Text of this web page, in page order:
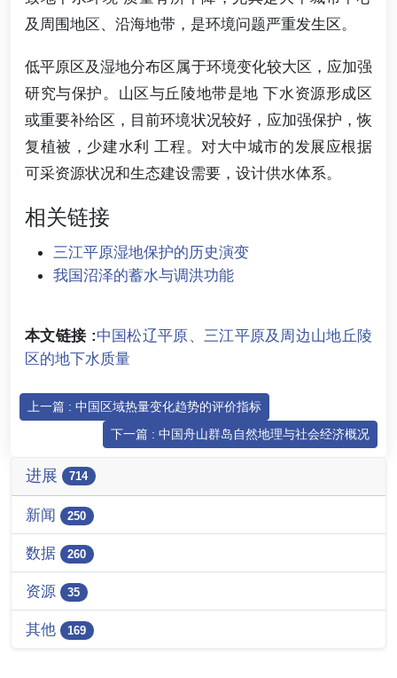
及周围地区、沿海地带，是环境问题严重发生区。
低平原区及湿地分布区属于环境变化较大区，应加强
研究与保护。山区与丘陵地带是地 下水资源形成区
或重要补给区，目前环境状况较好，应加强保护，恢
复植被，少建水利 工程。对大中城市的发展应根据
可采资源状况和生态建设需要，设计供水体系。
相关链接
三江平原湿地保护的历史演变
我国沼泽的蓄水与调洪功能
本文链接 :中国松辽平原、三江平原及周边山地丘陵
区的地下水质量
上一篇 : 中国区域热量变化趋势的评价指标
下一篇 : 中国舟山群岛自然地理与社会经济概况
进展 714
新闻 250
数据 260
资源 35
其他 169